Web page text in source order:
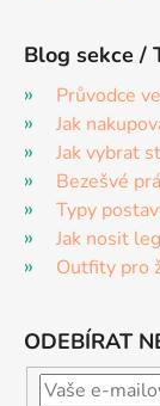
Blog sekce /
Průvodce
Jak
Jak vybrat
Bezešvé
Typy
Jak nosit
Outfity pro
ODEBÍRAT